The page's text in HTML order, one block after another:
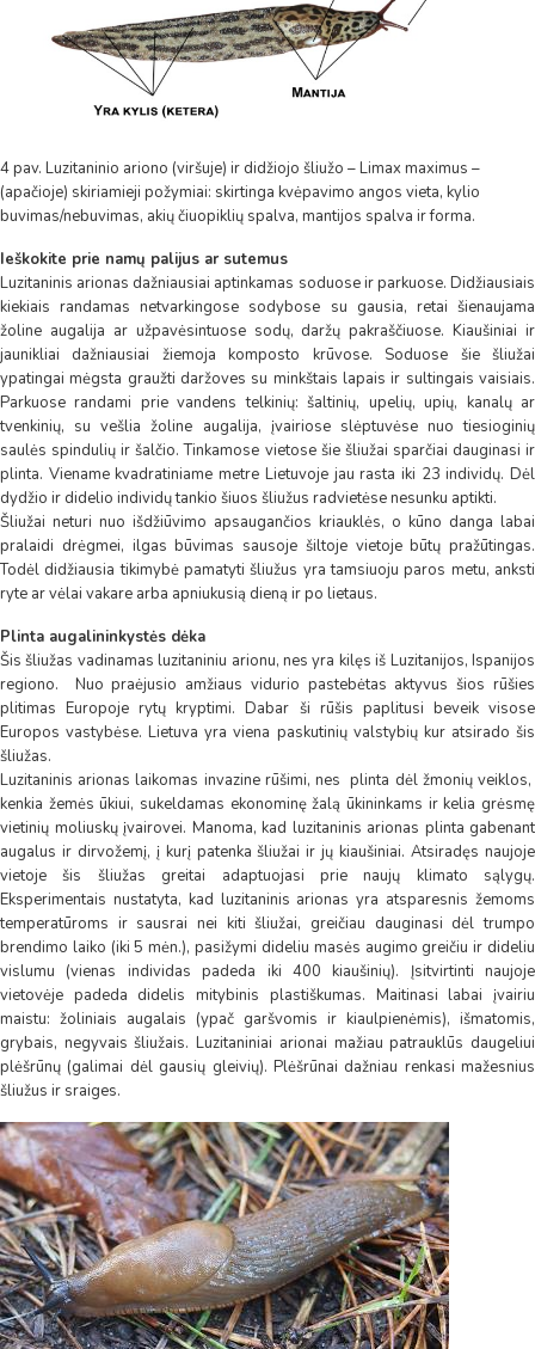
4 pav. Luzitaninio ariono (viršuje) ir didžiojo šliužo – Limax maximus –
(apačioje) skiriamieji požymiai: skirtinga kvėpavimo angos vieta, kylio
buvimas/nebuvimas, akių čiuopiklių spalva, mantijos spalva ir forma.
Ieškokite prie namų palijus ar sutemus
Luzitaninis arionas dažniausiai aptinkamas soduose ir parkuose. Didžiausiais
kiekiais randamas netvarkingose sodybose su gausia, retai šienaujama
žoline augalija ar užpavėsintuose sodų, daržų pakraščiuose. Kiaušiniai ir
jaunikliai dažniausiai žiemoja komposto krūvose. Soduose šie šliužai
ypatingai mėgsta graužti daržoves su minkštais lapais ir sultingais vaisiais.
Parkuose randami prie vandens telkinių: šaltinių, upelių, upių, kanalų ar
tvenkinių, su vešlia žoline augalija, įvairiose slėptuvėse nuo tiesioginių
saulės spindulių ir šalčio. Tinkamose vietose šie šliužai sparčiai dauginasi ir
plinta. Viename kvadratiniame metre Lietuvoje jau rasta iki 23 individų. Dėl
dydžio ir didelio individų tankio šiuos šliužus radvietėse nesunku aptikti.
Šliužai neturi nuo išdžiūvimo apsaugančios kriauklės, o kūno danga labai
pralaidi drėgmei, ilgas būvimas sausoje šiltoje vietoje būtų pražūtingas.
Todėl didžiausia tikimybė pamatyti šliužus yra tamsiuoju paros metu, anksti
ryte ar vėlai vakare arba apniukusią dieną ir po lietaus.
Plinta augalininkystės dėka
Šis šliužas vadinamas luzitaniniu arionu, nes yra kilęs iš Luzitanijos, Ispanijos
regiono. Nuo praėjusio amžiaus vidurio pastebėtas aktyvus šios rūšies
plitimas Europoje rytų kryptimi. Dabar ši rūšis paplitusi beveik visose
Europos vastybėse. Lietuva yra viena paskutinių valstybių kur atsirado šis
šliužas.
Luzitaninis arionas laikomas invazine rūšimi, nes plinta dėl žmonių veiklos,
kenkia žemės ūkiui, sukeldamas ekonominę žalą ūkininkams ir kelia grėsmę
vietinių moliuskų įvairovei. Manoma, kad luzitaninis arionas plinta gabenant
augalus ir dirvožemį, į kurį patenka šliužai ir jų kiaušiniai. Atsiradęs naujoje
vietoje šis šliužas greitai adaptuojasi prie naujų klimato sąlygų.
Eksperimentais nustatyta, kad luzitaninis arionas yra atsparesnis žemoms
temperatūroms ir sausrai nei kiti šliužai, greičiau dauginasi dėl trumpo
brendimo laiko (iki 5 mėn.), pasižymi dideliu masės augimo greičiu ir dideliu
vislumu (vienas individas padeda iki 400 kiaušinių). Įsitvirtinti naujoje
vietovėje padeda didelis mitybinis plastiškumas. Maitinasi labai įvairiu
maistu: žoliniais augalais (ypač garšvomis ir kiaulpienėmis), išmatomis,
grybais, negyvais šliužais. Luzitaniniai arionai mažiau patrauklūs daugeliui
plėšrūnų (galimai dėl gausių gleivių). Plėšrūnai dažniau renkasi mažesnius
šliužus ir sraiges.